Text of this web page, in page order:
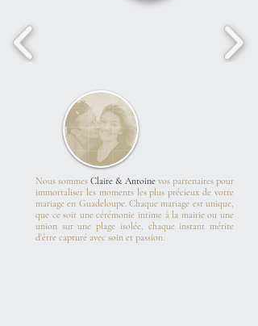
Nous sommesClaire & Antoinevos partenaires pour
immortaliser les moments les plus précieux de votre
mariage en Guadeloupe. Chaque mariage est unique,
que ce soit une cérémonie intime à la mairie ou une
union sur une plage isolée, chaque instant mérite
d'être capturé avec soin et passion.